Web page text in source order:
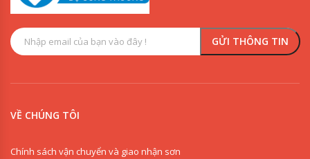
VỀ CHÚNG TÔI
Chính sách vận chuyển và giao nhận sơn